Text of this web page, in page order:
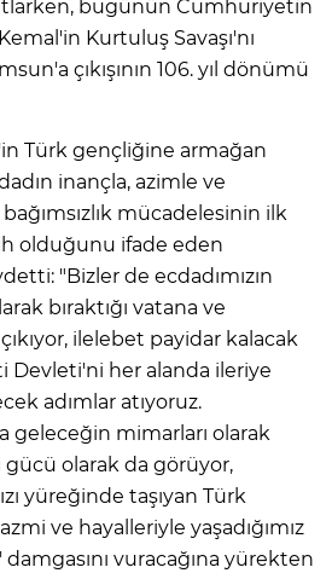
bugünün Cumhuriyetin
Kurtuluş Savaşı'nı
çıkışının 106. yıl dönümü
Türk gençliğine armağan
inançla, azimle ve
bağımsızlık mücadelesinin ilk
olduğunu ifade eden
"Bizler de ecdadımızın
bıraktığı vatana ve
ilelebet payidar kalacak
Devleti'ni her alanda ileriye
adımlar atıyoruz.
geleceğin mimarları olarak
olarak da görüyor,
yüreğinde taşıyan Türk
ve hayalleriyle yaşadığımız
damgasını vuracağına yürekten